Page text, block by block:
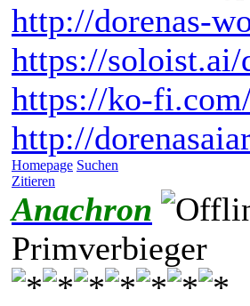
http://dorenas-
https://soloist.ai/
https://ko-
http://
Homepage Suchen
Zitieren
Anachron
Primverbieger